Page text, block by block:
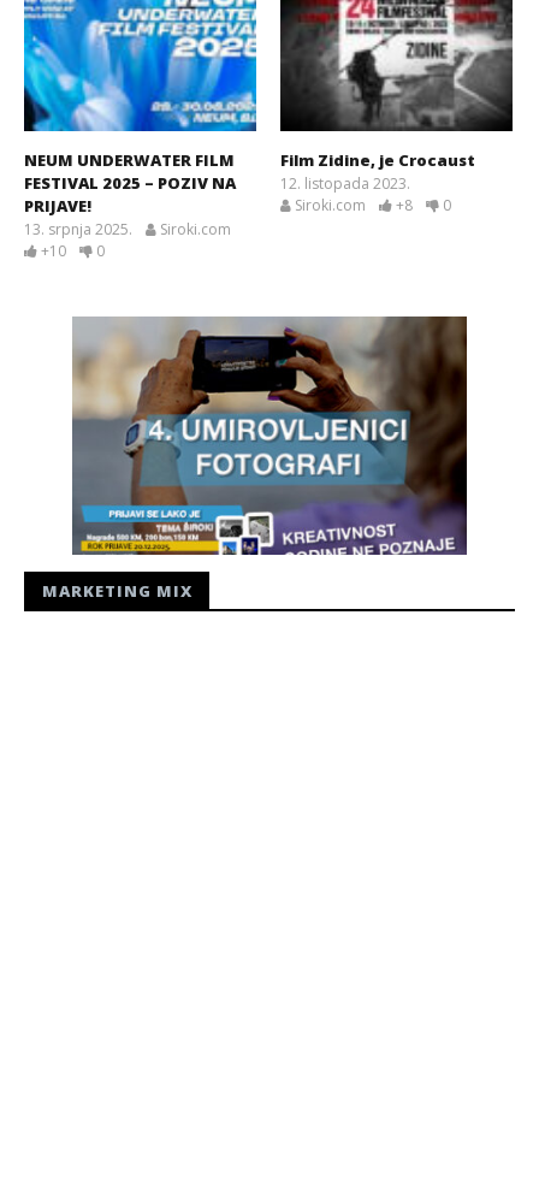
NEUM UNDERWATER FILM
FESTIVAL 2025 – POZIV NA
PRIJAVE!
13. srpnja 2025.
Siroki.com
+10
0
Film Zidine, je Crocaust
12. listopada 2023.
Siroki.com
+8 0
MARKETING MIX